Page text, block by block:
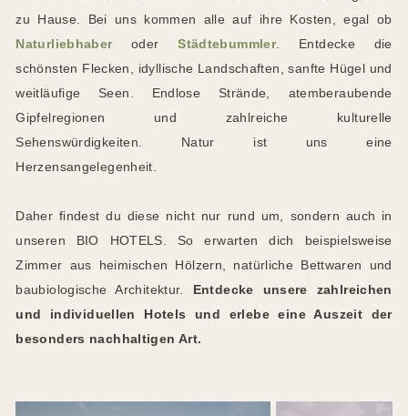
zu Hause. Bei uns kommen alle auf ihre Kosten, egal ob
NaturliebhaberoderStädtebummler. Entdecke die
schönsten Flecken, idyllische Landschaften, sanfte Hügel und
weitläufige Seen. Endlose Strände, atemberaubende
Gipfelregionen und zahlreiche kulturelle
Sehenswürdigkeiten. Natur ist uns eine
Herzensangelegenheit.
Daher findest du diese nicht nur rund um, sondern auch in
unseren BIO HOTELS. So erwarten dich beispielsweise
Zimmer aus heimischen Hölzern, natürliche Bettwaren und
baubiologische Architektur.
Entdecke unsere zahlreichen
und individuellen Hotels und erlebe eine Auszeit der
besonders nachhaltigen Art.